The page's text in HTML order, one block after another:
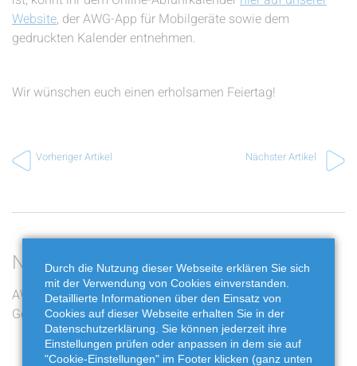
Website, der AWG-App für Mobilgeräte sowie dem
gedruckten Kalender entnehmen.
Wir wünschen euch einen erholsamen Feiertag!
Vorheriger Artikel Nächster Artikel
Neueste Beiträge
AWG bewegt: Die zwölf
Gewinner stehen fest
Jakobskreuzkraut und
Buchbaumzünsler richtig
entsorgen
Durch die Nutzung dieser Webseite erklären Sie sich
mit der Verwendung von Cookies einverstanden.
Detaillierte Informationen über den Einsatz von
Cookies auf dieser Webseite erhalten Sie in der
Datenschutzerklärung. Sie können jederzeit ihre
Einstellungen prüfen oder anpassen in dem sie auf
"Cookie-Einstellungen" im Footer klicken (ganz unten